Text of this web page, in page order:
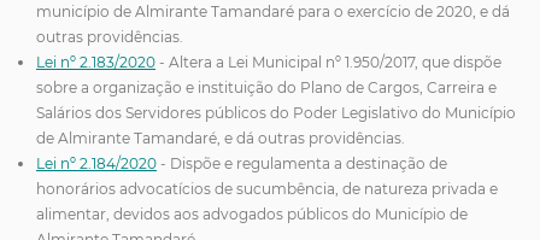
município de Almirante Tamandaré para o exercício de 2020, e dá
outras providências.
Lei nº 2.183/2020 - Altera a Lei Municipal nº 1.950/2017, que dispõe
sobre a organização e instituição do Plano de Cargos, Carreira e
Salários dos Servidores públicos do Poder Legislativo do Município
de Almirante Tamandaré, e dá outras providências.
Lei nº 2.184/2020 - Dispõe e regulamenta a destinação de
honorários advocatícios de sucumbência, de natureza privada e
alimentar, devidos aos advogados públicos do Município de